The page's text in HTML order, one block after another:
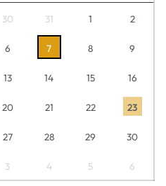
30 31 1 2
6 7 8 9
13 14 15 16
20 21 22 23
27 28 29 30
3 4 5 6